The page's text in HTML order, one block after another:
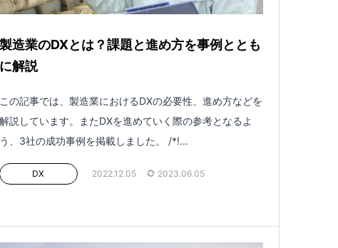
製造業のDXとは？課題と進め方を事例ととも
に解説
この記事では、製造業におけるDXの必要性、進め方などを
解説しています。またDXを進めていく際の参考となるよ
う、3社の成功事例を掲載しました。 /*!...
DX 2022.12.05 2023.06.05